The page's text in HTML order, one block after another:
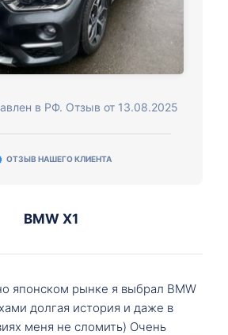
в РФ. Отзыв от 13.08.2025
ОТЗЫВ НАШЕГО КЛИЕНТА
BMW X1
японском рынке я выбрал BMW
долгая история и даже в
меня не сломить) Очень